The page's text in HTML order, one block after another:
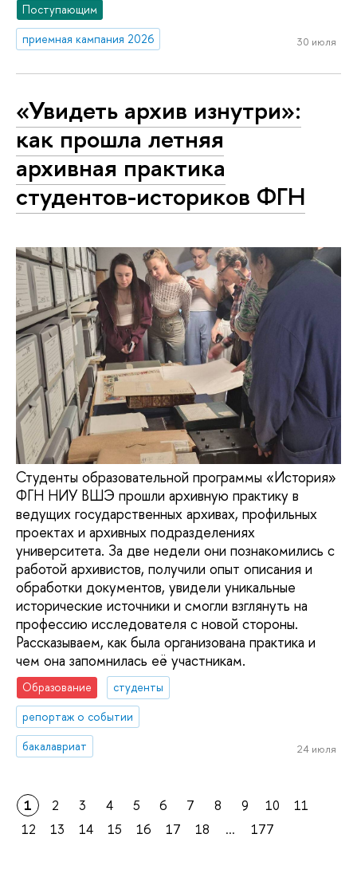
Поступающим
приемная кампания 2026
30 июля
«Увидеть архив изнутри»:
как прошла летняя
архивная практика
студентов-историков ФГН
Студенты образовательной программы «История»
ФГН НИУ ВШЭ прошли архивную практику в
ведущих государственных архивах, профильных
проектах и архивных подразделениях
университета. За две недели они познакомились с
работой архивистов, получили опыт описания и
обработки документов, увидели уникальные
исторические источники и смогли взглянуть на
профессию исследователя с новой стороны.
Рассказываем, как была организована практика и
чем она запомнилась её участникам.
Образование
студенты
репортаж о событии
бакалавриат
24 июля
1 2 3 4 5 6 7 8 9 10
11
12
13 14 15 16 17 18 ... 177